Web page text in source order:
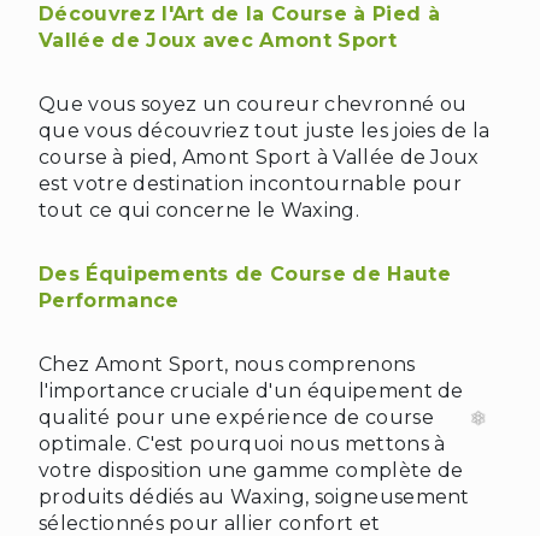
Découvrez l'Art de la Course à Pied à
Vallée de Joux avec Amont Sport
Que vous soyez un coureur chevronné ou
que vous découvriez tout juste les joies de la
course à pied, Amont Sport à Vallée de Joux
est votre destination incontournable pour
tout ce qui concerne le Waxing.
Des Équipements de Course de Haute
Performance
Chez Amont Sport, nous comprenons
l'importance cruciale d'un équipement de
qualité pour une expérience de course
optimale. C'est pourquoi nous mettons à
votre disposition une gamme complète de
produits dédiés au Waxing, soigneusement
sélectionnés pour allier confort et